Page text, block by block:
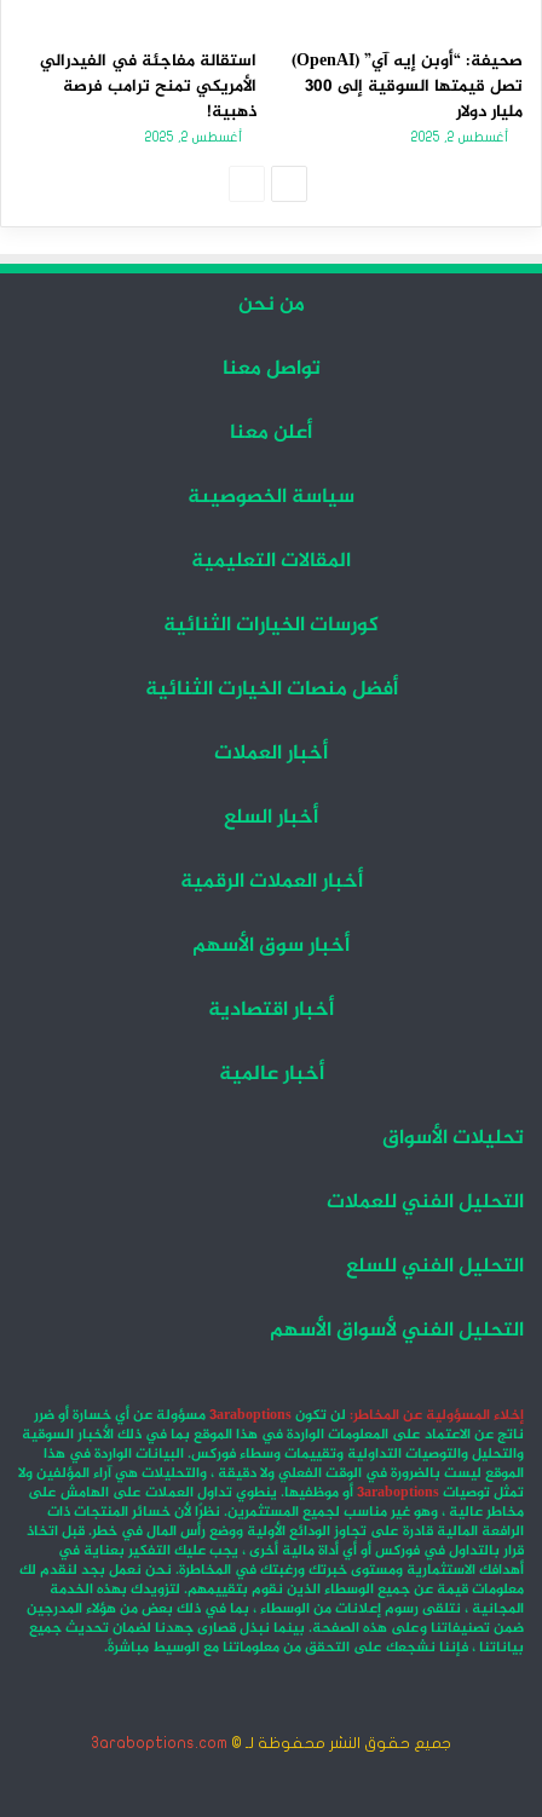
صحيفة: “أوبن إيه آي” (OpenAI)
تصل قيمتها السوقية إلى 300
مليار دولار
أغسطس 2, 2025
استقالة مفاجئة في الفيدرالي
الأمريكي تمنح ترامب فرصة
ذهبية!
أغسطس 2, 2025
من نحن
تواصل معنا
أعلن معنا
سياسة الخصوصيىة
المقالات التعليمية
كورسات الخيارات الثنائية
أفضل منصات الخيارت الثنائية
أخبار العملات
أخبار السلع
أخبار العملات الرقمية
أخبار سوق الأسهم
أخبار اقتصادية
أخبار عالمية
تحليلات الأسواق
التحليل الفني للعملات
التحليل الفني للسلع
التحليل الفني لأسواق الأسهم
إخلاء المسؤولية عن المخاطر: لن تكون3araboptionsمسؤولة عن أي خسارة أو ضرر
ناتج عن الاعتماد على المعلومات الواردة في هذا الموقع بما في ذلك الأخبار السوقية
والتحليل والتوصيات التداولية وتقييمات وسطاء فوركس. البيانات الواردة في هذا
الموقع ليست بالضرورة في الوقت الفعلي ولا دقيقة ، والتحليلات هي آراء المؤلفين ولا
تمثل توصيات3araboptionsأو موظفيها. ينطوي تداول العملات على الهامش على
مخاطر عالية ، وهو غير مناسب لجميع المستثمرين. نظرًا لأن خسائر المنتجات ذات
الرافعة المالية قادرة على تجاوز الودائع الأولية ووضع رأس المال في خطر. قبل اتخاذ
قرار بالتداول في فوركس أو أي أداة مالية أخرى ، يجب عليك التفكير بعناية في
أهدافك الاستثمارية ومستوى خبرتك ورغبتك في المخاطرة. نحن نعمل بجد لنقدم لك
معلومات قيمة عن جميع الوسطاء الذين نقوم بتقييمهم. لتزويدك بهذه الخدمة
المجانية ، نتلقى رسوم إعلانات من الوسطاء ، بما في ذلك بعض من هؤلاء المدرجين
ضمن تصنيفاتنا وعلى هذه الصفحة. بينما نبذل قصارى جهدنا لضمان تحديث جميع
بياناتنا ، فإننا نشجعك على التحقق من معلوماتنا مع الوسيط مباشرةً.
جميع حقوق النشر محفوظة لـ © 3araboptions.com